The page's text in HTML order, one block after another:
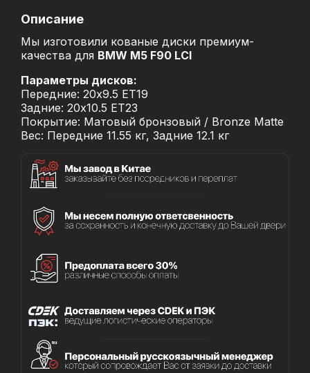
Описание
Мы изготовили кованые диски премиум-
качества для BMW M5 F90 LCI
Параметры дисков:
Передние: 20x9.5 ET19
Задние: 20x10.5 ET23
Покрытие: Матовый бронзовый / Bronze Matte
Вес: Передние 11.55 кг, Задние 12.1 кг